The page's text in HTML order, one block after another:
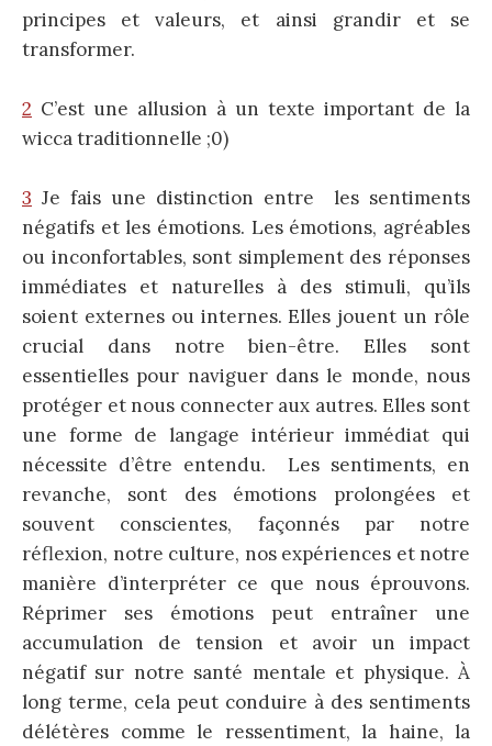
principes et valeurs, et ainsi grandir et se
transformer.
2 C’est une allusion à un texte important de la
wicca traditionnelle ;0)
3 Je fais une distinction entre les sentiments
négatifs et les émotions. Les émotions, agréables
ou inconfortables, sont simplement des réponses
immédiates et naturelles à des stimuli, qu’ils
soient externes ou internes. Elles jouent un rôle
crucial dans notre bien-être. Elles sont
essentielles pour naviguer dans le monde, nous
protéger et nous connecter aux autres. Elles sont
une forme de langage intérieur immédiat qui
nécessite d’être entendu. Les sentiments, en
revanche, sont des émotions prolongées et
souvent conscientes, façonnés par notre
réflexion, notre culture, nos expériences et notre
manière d’interpréter ce que nous éprouvons.
Réprimer ses émotions peut entraîner une
accumulation de tension et avoir un impact
négatif sur notre santé mentale et physique. À
long terme, cela peut conduire à des sentiments
délétères comme le ressentiment, la haine, la